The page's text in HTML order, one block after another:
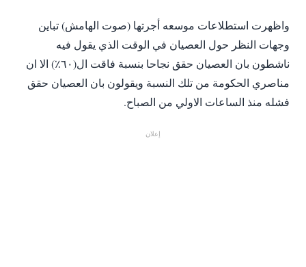
‎واظهرت استطلاعات موسعه أجرتها (صوت الهامش) تباين
وجهات النظر حول العصيان في الوقت الذي يقول فيه
ناشطون بان العصيان حقق نجاحا بنسبة فاقت ال(٦٠٪) الا ان
مناصري الحكومة من تلك النسبة ويقولون بان العصيان حقق
فشله منذ الساعات الاولي من الصباح.
إعلان